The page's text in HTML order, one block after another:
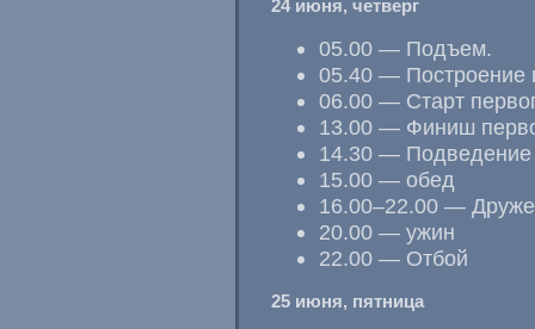
24 июня, четверг
05.00 — Подъем.
05.40 — Построение
06.00 — Старт
13.00 — Финиш
14.30 — Подведение
15.00 — обед
16.00–22.00 —
20.00 — ужин
22.00 — Отбой
25 июня, пятница